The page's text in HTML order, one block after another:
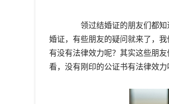
领过结婚证的朋友们都知
婚证，有些朋友的疑问就来了，
有没有法律效力呢？其实这些朋
看，没有刚印的公证书有法律效力